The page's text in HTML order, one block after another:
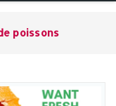
poissons